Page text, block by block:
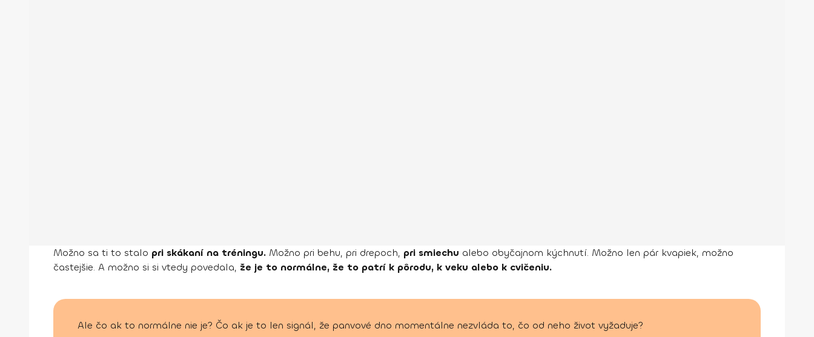
Možno sa ti to stalo pri skákaní na tréningu. Možno pri behu, pri drepoch, pri smiechu alebo obyčajnom kýchnutí. Možno len pár kvapiek, možno
častejšie. A možno si si vtedy povedala, že je to normálne, že to patrí k pôrodu, k veku alebo k cvičeniu.
Ale čo ak to normálne nie je? Čo ak je to len signál, že panvové dno momentálne nezvláda to, čo od neho život vyžaduje?